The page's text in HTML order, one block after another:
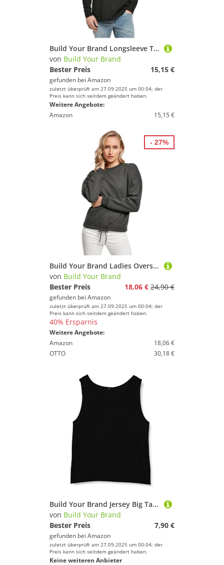
Build Your Brand Longsleeve Tee with cuffrib Schwarz Black XL
von Build Your Brand
Bester Preis
15,15 €
gefunden bei Amazon
zuletzt überprüft am 27.09.2025 um 00:04; der
Preis kann sich seitdem geändert haben.
Weitere Angebote:
Amazon
15,15 €
Build Your Brand Ladies Oversize Crewneck Grau Charcoal (Heather) M
von Build Your Brand
Bester Preis
18,06 € 24,90 €
gefunden bei Amazon
zuletzt überprüft am 27.09.2025 um 00:04; der
Preis kann sich seitdem geändert haben.
40% Ersparnis
Weitere Angebote:
Amazon
18,06 €
OTTO
30,18 €
- 27%
Build Your Brand Jersey Big Tank XL,Black
von Build Your Brand
Bester Preis
7,90 €
gefunden bei Amazon
zuletzt überprüft am 27.09.2025 um 00:04; der
Preis kann sich seitdem geändert haben.
Keine weiteren Anbieter